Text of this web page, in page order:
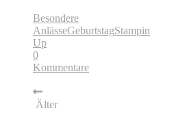
Besondere
AnlässeGeburtstagStampin
Up
0
Kommentare
Älter